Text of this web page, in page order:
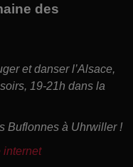
des
et danser l’Alsace,
19-21h dans la
Buflonnes à Uhrwiller !
internet